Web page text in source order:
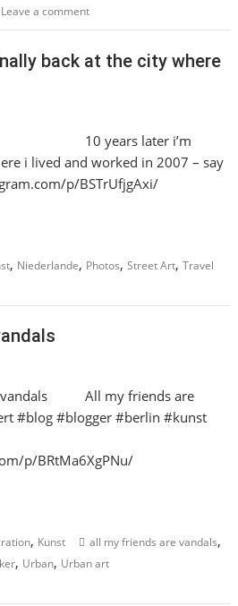
Leave a comment
back at the city where
10 years later i’m
i lived and worked in 2007 – say
p/BSTrUfjgAxi/
, Niederlande, Photos,Street Art,Travel
All my friends are
#blog #blogger #berlin #kunst
p/BRtMa6XgPNu/
, Kunst all my friends are vandals,
, Urban, Urban art